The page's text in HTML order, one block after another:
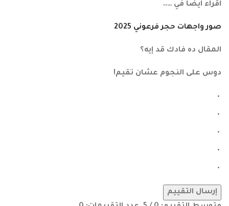
اقراء ايضا في …..
صور واجهات حجر فرعوني 2025
المقال ده فادك قد إيه؟
دوس على النجوم عشان تقيم!
إرسال التقييم